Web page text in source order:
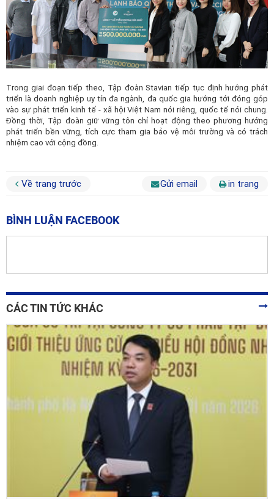
Trong giai đoạn tiếp theo, Tập đoàn Stavian tiếp tục định hướng phát
triển là doanh nghiệp uy tín đa ngành, đa quốc gia hướng tới đóng góp
vào sự phát triển kinh tế - xã hội Việt Nam nói riêng, quốc tế nói chung.
Đồng thời, Tập đoàn giữ vững tôn chỉ hoạt động theo phương hướng
phát triển bền vững, tích cực tham gia bảo vệ môi trường và có trách
nhiệm cao với cộng đồng.
Về trang trước Gửi email in trang
BÌNH LUẬN FACEBOOK
CÁC TIN TỨC KHÁC